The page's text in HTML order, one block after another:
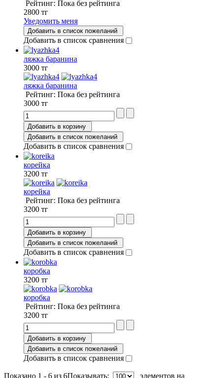
Рейтинг: Пока без рейтинга
2800 тг
Уведомить меня
Добавить в список пожеланий
Добавить в список сравнения
ляжка баранина
3000 тг
ляжка баранина
Рейтинг: Пока без рейтинга
3000 тг
Добавить в корзину
Добавить в список пожеланий
Добавить в список сравнения
корейка
3200 тг
корейка
Рейтинг: Пока без рейтинга
3200 тг
Добавить в корзину
Добавить в список пожеланий
Добавить в список сравнения
коробка
3200 тг
коробка
Рейтинг: Пока без рейтинга
3200 тг
Добавить в корзину
Добавить в список пожеланий
Добавить в список сравнения
Показано 1 - 6 из 6Показывать: элементов на